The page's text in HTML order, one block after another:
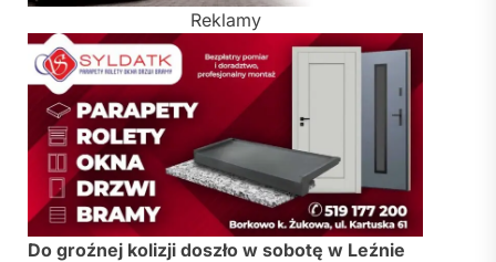
Reklamy
Do groźnej kolizji doszło w sobotę w Leźnie